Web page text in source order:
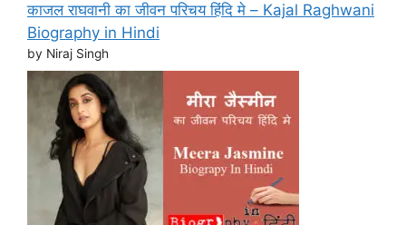
काजल राघवानी का जीवन परिचय हिंदि मे – Kajal Raghwani
Biography in Hindi
by Niraj Singh